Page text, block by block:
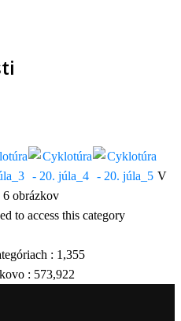
V
6 obrázkov
: 1,355
: 573,922